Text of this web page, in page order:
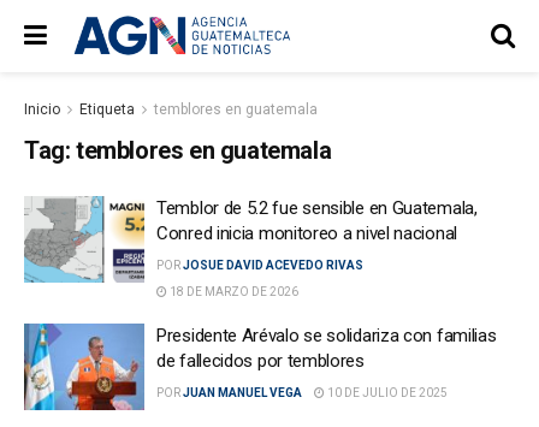
Inicio Etiqueta temblores en guatemala
Tag: temblores en guatemala
Temblor de 5.2 fue sensible en Guatemala,
Conred inicia monitoreo a nivel nacional
PORJOSUE DAVID ACEVEDO RIVAS
18 DE MARZO DE 2026
Presidente Arévalo se solidariza con familias
de fallecidos por temblores
PORJUAN MANUEL VEGA 10 DE JULIO DE 2025